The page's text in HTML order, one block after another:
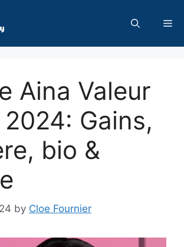
Aina Valeur
Gains,
bio &
by Cloe Fournier